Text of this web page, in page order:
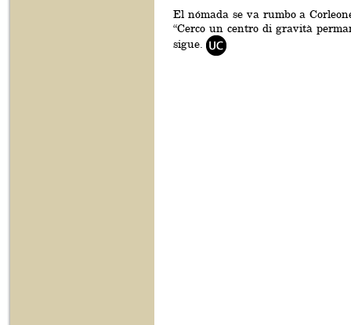
El nómada se va rumbo a
“Cerco un centro di gravità
sigue.